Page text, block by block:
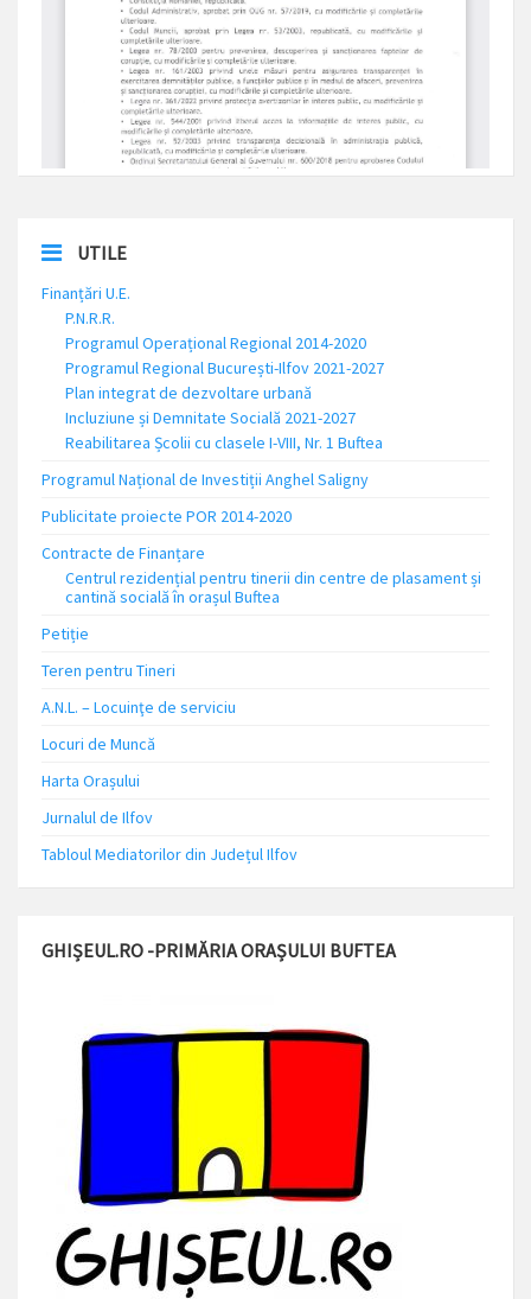
UTILE
Finanțări U.E.
P.N.R.R.
Programul Operațional Regional 2014-2020
Programul Regional București-Ilfov 2021-2027
Plan integrat de dezvoltare urbană
Incluziune și Demnitate Socială 2021-2027
Reabilitarea Școlii cu clasele I-VIII, Nr. 1 Buftea
Programul Național de Investiții Anghel Saligny
Publicitate proiecte POR 2014-2020
Contracte de Finanțare
Centrul rezidențial pentru tinerii din centre de plasament și
cantină socială în orașul Buftea
Petiție
Teren pentru Tineri
A.N.L. – Locuinţe de serviciu
Locuri de Muncă
Harta Orașului
Jurnalul de Ilfov
Tabloul Mediatorilor din Județul Ilfov
GHIȘEUL.RO -PRIMĂRIA ORAȘULUI BUFTEA